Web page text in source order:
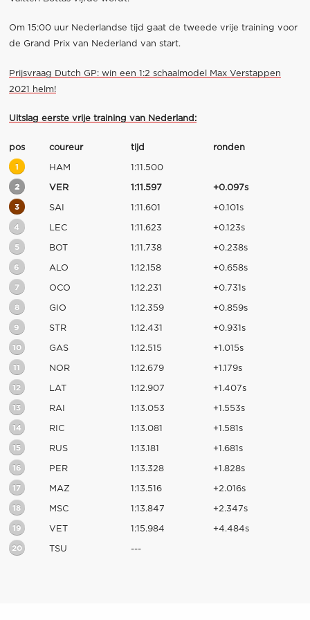
Om 15:00 uur Nederlandse tijd gaat de tweede vrije training voor
de Grand Prix van Nederland van start.
Prijsvraag Dutch GP: win een 1:2 schaalmodel Max Verstappen
2021 helm!
Uitslag eerste vrije training van Nederland:
pos coureur tijd ronden
1 HAM 1:11.500
2 VER 1:11.597 +0.097s
3 SAI 1:11.601 +0.101s
4 LEC 1:11.623 +0.123s
5 BOT 1:11.738 +0.238s
6 ALO 1:12.158 +0.658s
7 OCO 1:12.231 +0.731s
8 GIO 1:12.359 +0.859s
9 STR 1:12.431 +0.931s
10 GAS 1:12.515 +1.015s
11 NOR 1:12.679 +1.179s
12 LAT 1:12.907 +1.407s
13 RAI 1:13.053 +1.553s
14 RIC 1:13.081 +1.581s
15 RUS 1:13.181 +1.681s
16 PER 1:13.328 +1.828s
17 MAZ 1:13.516 +2.016s
18 MSC 1:13.847 +2.347s
19 VET 1:15.984 +4.484s
20 TSU ---